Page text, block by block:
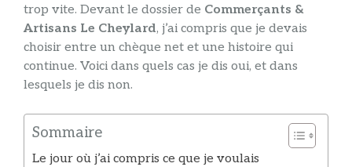
trop vite. Devant le dossier de Commerçants &
Artisans Le Cheylard, j’ai compris que je devais
choisir entre un chèque net et une histoire qui
continue. Voici dans quels cas je dis oui, et dans
lesquels je dis non.
Sommaire
Le jour où j’ai compris ce que je voulais